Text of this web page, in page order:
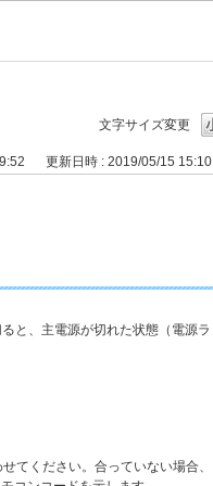
文字サイズ変更
更新日時 : 2019/05/15 15:10
と、主電源が切れた状態（電源ラ
てください。合っていない場合、